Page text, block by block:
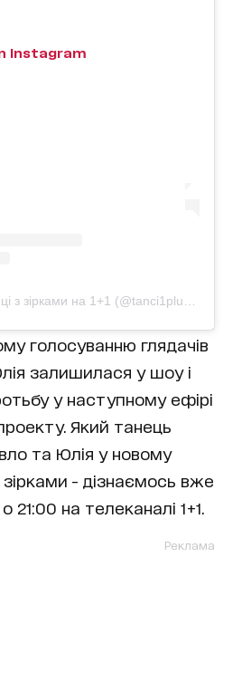
Instagram
голосуванню глядачів
залишилася у шоу і
у наступному ефірі
Який танець
та Юлія у новому
зірками - дізнаємось вже
21:00 на телеканалі 1+1.
Реклама